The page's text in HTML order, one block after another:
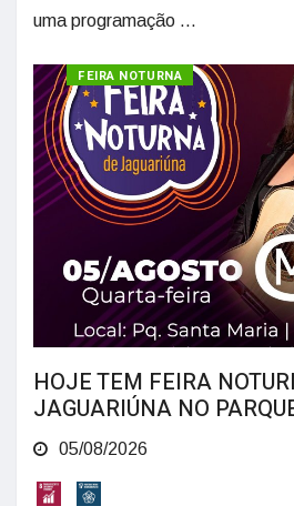
uma programação ...
CULTURA
FEIRA NOTURNA
HOJE TEM FEIRA
JAGUARIÚNA NO
05/08/2026